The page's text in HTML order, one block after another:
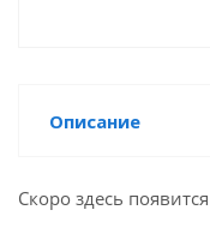
Описание
Скоро здесь